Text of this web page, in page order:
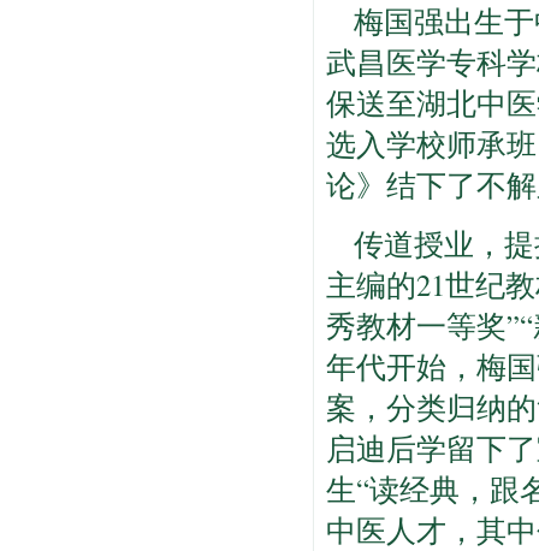
梅国强出生
武昌医学专科
保送至湖北中
选入学校师承
论》结下了不
传道授业，
主编的21世纪
秀教材一等奖
年代开始，梅
案，分类归纳
启迪后学留下
生“读经典，跟
中医人才，其